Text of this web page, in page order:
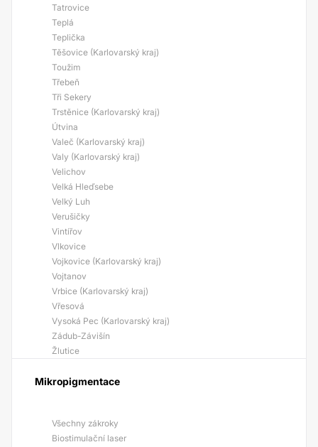
Tatrovice
Teplá
Teplička
Těšovice (Karlovarský kraj)
Toužim
Třebeň
Tři Sekery
Trstěnice (Karlovarský kraj)
Útvina
Valeč (Karlovarský kraj)
Valy (Karlovarský kraj)
Velichov
Velká Hleďsebe
Velký Luh
Verušičky
Vintířov
Vlkovice
Vojkovice (Karlovarský kraj)
Vojtanov
Vrbice (Karlovarský kraj)
Vřesová
Vysoká Pec (Karlovarský kraj)
Zádub-Závišín
Žlutice
Mikropigmentace
Všechny zákroky
Biostimulační laser